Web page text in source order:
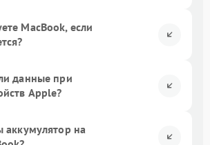
MacBook, если
данные при
Apple?
аккумулятор на